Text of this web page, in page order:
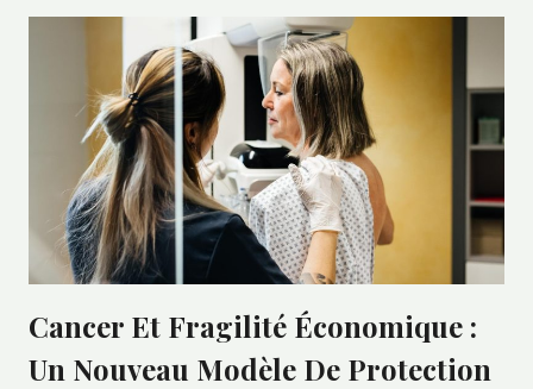
Cancer Et Fragilité Économique :
Un Nouveau Modèle De Protection